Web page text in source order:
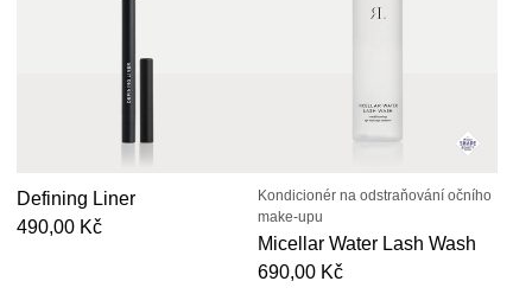
Defining Liner
Běžná cena
490,00 Kč
Kondicionér na odstraňování očního
make-upu
Micellar Water Lash Wash
Běžná cena
690,00 Kč